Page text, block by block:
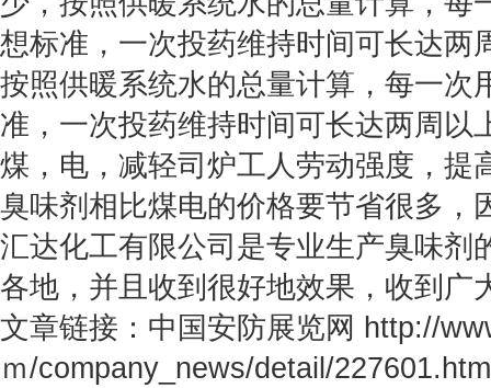
想标准，一次投药维持时间可长达两
按照供暖系统水的总量计算，每一次
准，一次投药维持时间可长达两周以
煤，电，减轻司炉工人劳动强度，提
臭味剂相比煤电的价格要节省很多，
汇达化工有限公司是专业生产臭味剂
各地，并且收到很好地效果，收到广
文章链接：中国安防展览网 http://
ｍ/company_news/detail/